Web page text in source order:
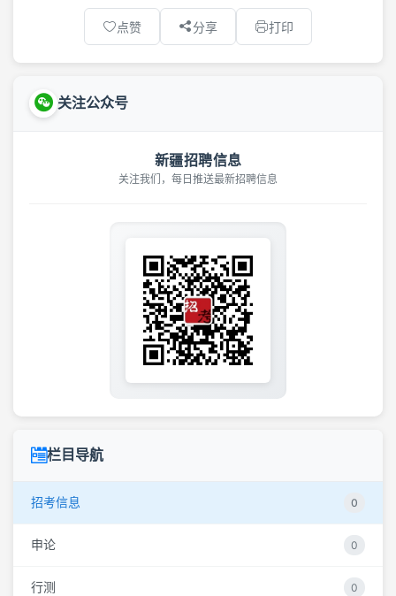
点赞 分享 打印
关注公众号
新疆招聘信息
关注我们，每日推送最新招聘信息
栏目导航
招考信息 0
申论 0
行测 0